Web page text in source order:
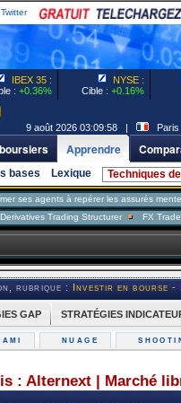
IBEX 35 :
: +0.36%
NYSE :
Cible : +0.16%
9 août 2026 03:09:58 |
Apprendre
bases Lexique Techniques
à repérer les assurés menteurs Taxe
Structurer FX Trader
rubrique : Investir en bourse -
GAP STRATÉGIES
NUAGE
: Alternext | Marché